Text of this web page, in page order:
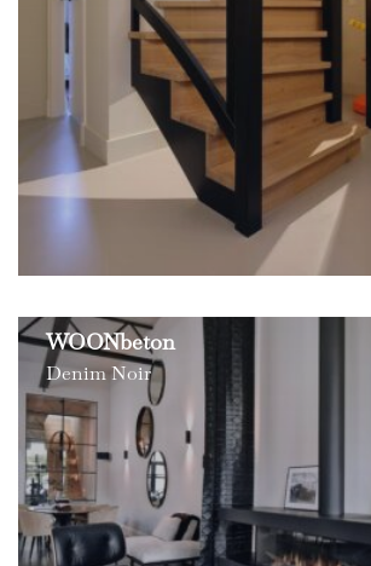
WOONbeton
Denim Noir